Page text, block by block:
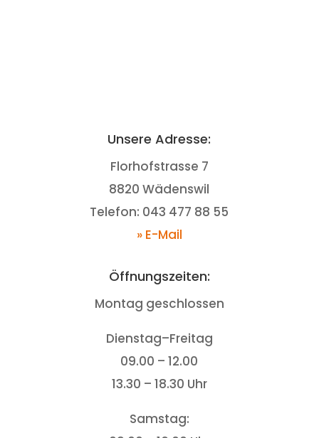
Unsere Adresse:
Florhofstrasse 7
8820 Wädenswil
Telefon: 043 477 88 55
» E-Mail
Öffnungszeiten:
Montag geschlossen
Dienstag–Freitag
09.00 – 12.00
13.30 – 18.30 Uhr
Samstag: